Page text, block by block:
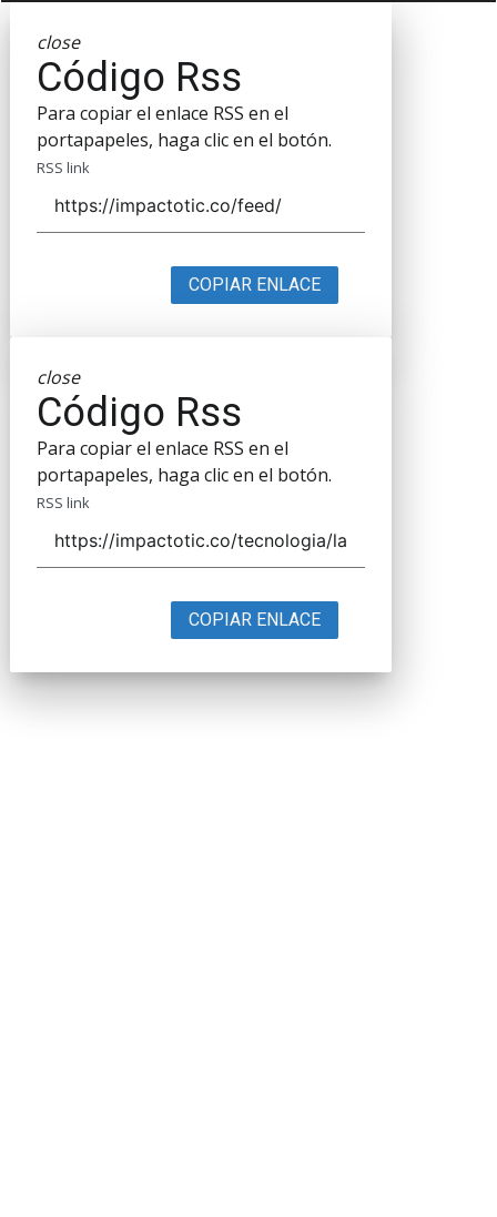
close
Código Rss
Para copiar el enlace RSS en el
portapapeles, haga clic en el botón.
RSS link
COPIAR ENLACE
close
Código Rss
Para copiar el enlace RSS en el
portapapeles, haga clic en el botón.
RSS link
COPIAR ENLACE